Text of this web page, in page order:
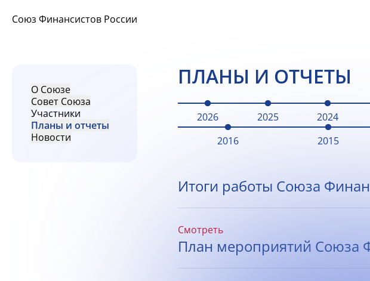
Союз Финансистов России
О Союзе
Совет Союза
Участники
Планы и отчеты
Новости
ПЛАНЫ И ОТЧЕТЫ
2026 2025 2024
2016
2015
Итоги работы Союза
Смотреть
План мероприятий Союза